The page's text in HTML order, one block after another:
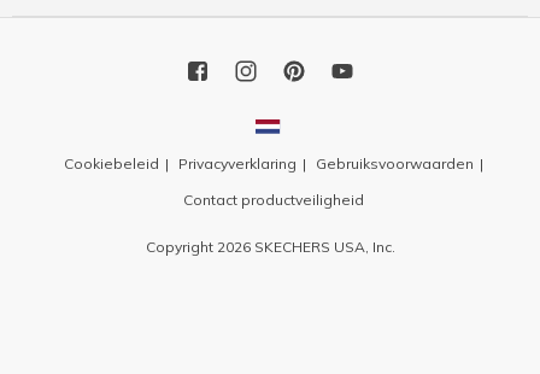
Cookiebeleid Privacyverklaring
Gebruiksvoorwaarden
Contact productveiligheid
Copyright 2026 SKECHERS USA, Inc.